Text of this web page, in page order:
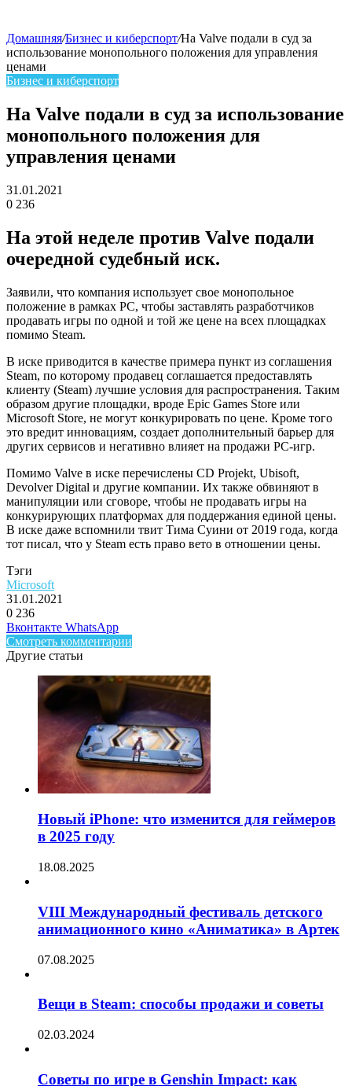
skin
Домашняя/Бизнес и киберспорт/На Valve подали в суд за
использование монопольного положения для управления
ценами
Бизнес и киберспорт
На Valve подали в суд за использование
монопольного положения для
управления ценами
31.01.2021
0 236
На этой неделе против Valve подали
очередной судебный иск.
Заявили, что компания использует свое монопольное
положение в рамках PC, чтобы заставлять разработчиков
продавать игры по одной и той же цене на всех площадках
помимо Steam.
В иске приводится в качестве примера пункт из соглашения
Steam, по которому продавец соглашается предоставлять
клиенту (Steam) лучшие условия для распространения. Таким
образом другие площадки, вроде Epic Games Store или
Microsoft Store, не могут конкурировать по цене. Кроме того
это вредит инновациям, создает дополнительный барьер для
других сервисов и негативно влияет на продажи PC-игр.
Помимо Valve в иске перечислены CD Projekt, Ubisoft,
Devolver Digital и другие компании. Их также обвиняют в
манипуляции или сговоре, чтобы не продавать игры на
конкурирующих платформах для поддержания единой цены.
В иске даже вспомнили твит Тима Суини от 2019 года, когда
тот писал, что у Steam есть право вето в отношении цены.
Тэги
Microsoft
31.01.2021
0 236
Facebook
Twitter
LinkedIn
Вконтакте WhatsAppTelegram
Смотреть комментарии
Другие статьи
Новый iPhone: что изменится для геймеров
в 2025 году
18.08.2025
VIII Международный фестиваль детского
анимационного кино «Аниматика» в Артек
07.08.2025
Вещи в Steam: способы продажи и советы
02.03.2024
Советы по игре в Genshin Impact: как